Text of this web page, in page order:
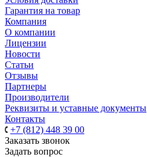
Гарантия на товар
Компания
О компании
Лицензии
Новости
Статьи
Отзывы
Партнеры
Производители
Реквизиты и уставные документы
Контакты
+7 (812) 448 39 00
Заказать звонок
Задать вопрос